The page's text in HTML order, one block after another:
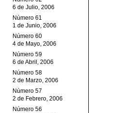
6 de Julio, 2006
Número 61
1 de Junio, 2006
Número 60
4 de Mayo, 2006
Número 59
6 de Abril, 2006
Número 58
2 de Marzo, 2006
Número 57
2 de Febrero, 2006
Número 56